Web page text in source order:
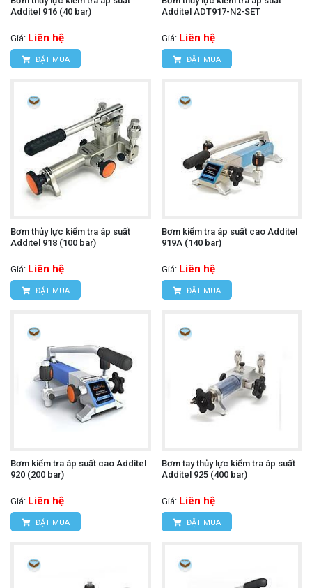
Additel 916 (40 bar)
Giá: Liên hệ
ĐẶT MUA
Additel ADT917-N2-SET
Giá: Liên hệ
ĐẶT MUA
Bơm thủy lực kiểm tra áp suất
Additel 918 (100 bar)
Giá: Liên hệ
ĐẶT MUA
Bơm kiểm tra áp suất cao Additel
919A (140 bar)
Giá: Liên hệ
ĐẶT MUA
Bơm kiểm tra áp suất cao Additel
920 (200 bar)
Giá: Liên hệ
ĐẶT MUA
Bơm tay thủy lực kiểm tra áp suất
Additel 925 (400 bar)
Giá: Liên hệ
ĐẶT MUA